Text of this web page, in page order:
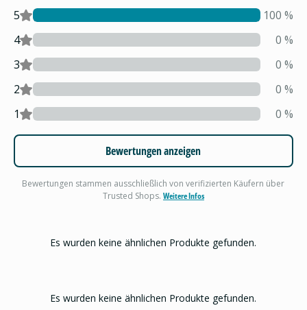
5
100 %
4
0 %
3
0 %
2
0 %
1
0 %
Bewertungen anzeigen
Bewertungen stammen ausschließlich von verifizierten Käufern über
Trusted Shops. Weitere Infos
Es wurden keine ähnlichen Produkte gefunden.
Es wurden keine ähnlichen Produkte gefunden.